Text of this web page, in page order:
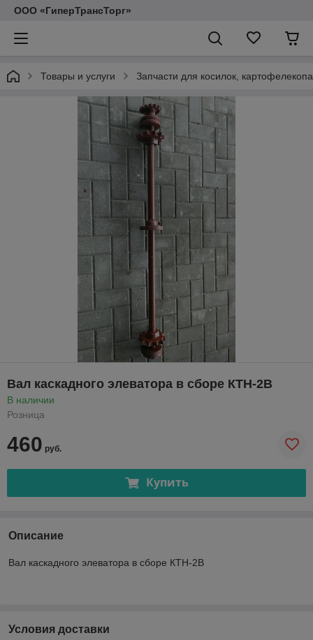
ООО «ГиперТрансТорг»
Товары и услуги Запчасти для косилок,
Вал каскадного элеватора в сборе КТН-2В
В наличии
Розница
460 руб.
Купить
Описание
Вал каскадного элеватора в сборе КТН-2В
Условия доставки